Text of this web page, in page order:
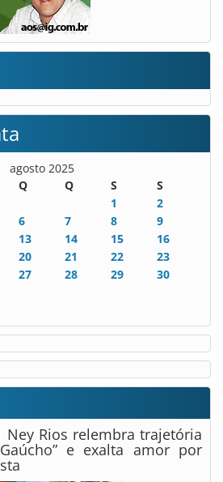
agosto 2025
Q Q S
S
1
2
6 7 8
9
13 14 15
16
20 21 22
23
27 28 29
30
Ney Rios relembra trajetória
e exalta amor por